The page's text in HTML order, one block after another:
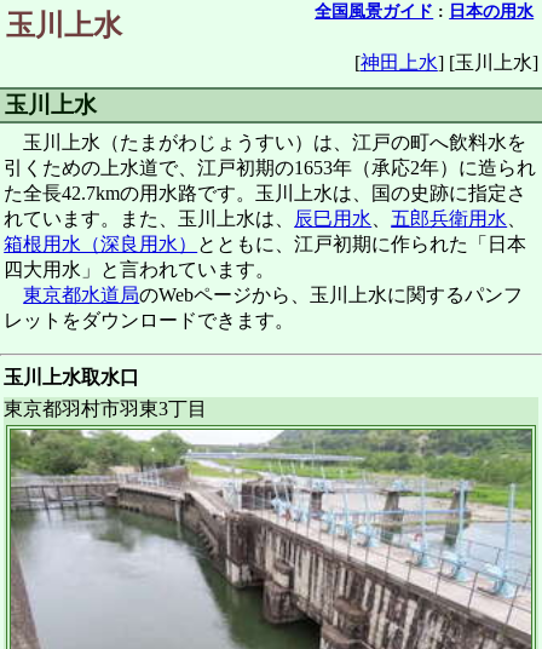
全国風景ガイド : 日本の用水
玉川上水
[神田上水] [玉川上水]
玉川上水
玉川上水（たまがわじょうすい）は、江戸の町へ飲料水を
引くための上水道で、江戸初期の1653年（承応2年）に造られ
た全長42.7kmの用水路です。玉川上水は、国の史跡に指定さ
れています。また、玉川上水は、
辰巳用水 五郎兵衛用水
箱根用水（深良用水）
とともに、江戸初期に作られた「日本
四大用水」と言われています。
東京都水道局のWebページから、玉川上水に関するパンフ
レットをダウンロードできます。
玉川上水取水口
東京都羽村市羽東3丁目